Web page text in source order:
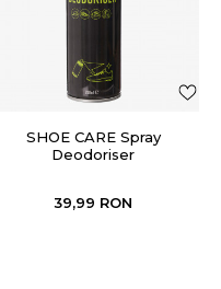
SHOE CARE Spray
Deodoriser
39,99 RON